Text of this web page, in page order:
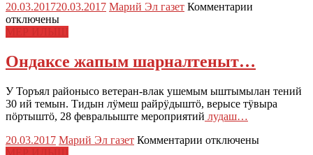
20.03.201720.03.2017 Марий Эл газет Комментарии
влаклан
отключены
Ондаксе жапым шарналтеныт…
У Торъял районысо ветеран-влак ушемым ыштымылан тений
30 ий темын. Тидын лӱмеш райрӱдыштӧ, верысе тӱвыра
пӧртыштӧ, 28 февральыште мероприятий лудаш…
20.03.2017 Марий Эл газет Комментарии котключены